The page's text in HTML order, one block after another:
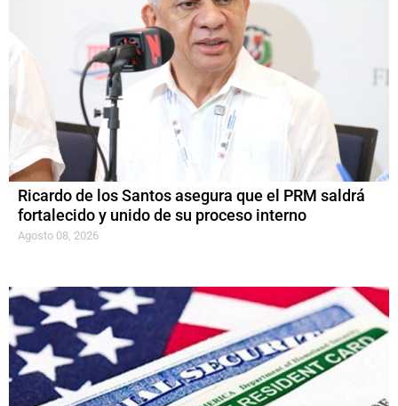
Ricardo de los Santos asegura que el PRM saldrá
fortalecido y unido de su proceso interno
Agosto 08, 2026